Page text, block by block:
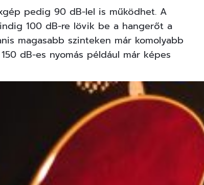
pedig 90 dB-lel is működhet. A
100 dB-re lövik be a hangerőt a
magasabb szinteken már komolyabb
dB-es nyomás például már képes